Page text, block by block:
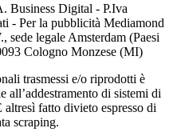
Business Digital - P.Iva
- Per la pubblicità Mediamond
legale Amsterdam (Paesi
Cologno Monzese (MI)
trasmessi e/o riprodotti è
di sistemi di
fatto divieto espresso di
scraping.